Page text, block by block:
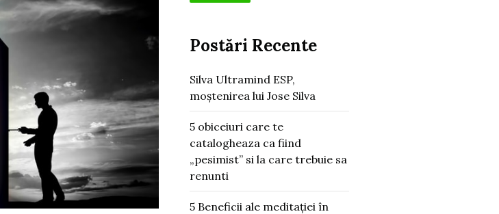
Postări Recente
Silva Ultramind ESP,
moștenirea lui Jose Silva
5 obiceiuri care te
catalogheaza ca fiind
„pesimist” si la care trebuie sa
renunti
5 Beneficii ale meditației în